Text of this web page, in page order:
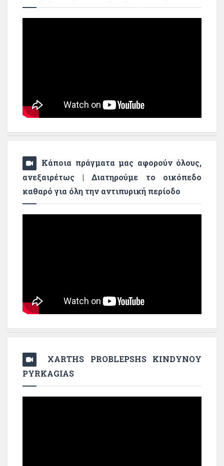
Κάποια πράγματα μας αφορούν όλους,
ανεξαιρέτως | Διατηρούμε το οικόπεδο
καθαρό για όλη την αντιπυρική περίοδο
XARTHS PROBLEPSHS KINDYNOY
PYRKAGIAS